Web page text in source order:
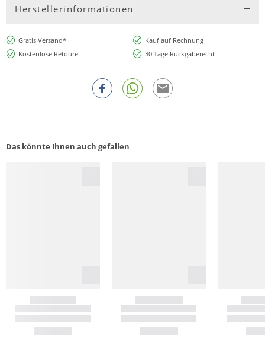
Herstellerinformationen
Gratis Versand*
Kauf auf Rechnung
Kostenlose Retoure
30 Tage Rückgaberecht
Das könnte Ihnen auch gefallen